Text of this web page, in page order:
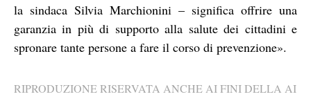
la sindaca Silvia Marchionini – significa offrire una
garanzia in più di supporto alla salute dei cittadini e
spronare tante persone a fare il corso di prevenzione».
RIPRODUZIONE RISERVATA ANCHE AI FINI DELLA AI